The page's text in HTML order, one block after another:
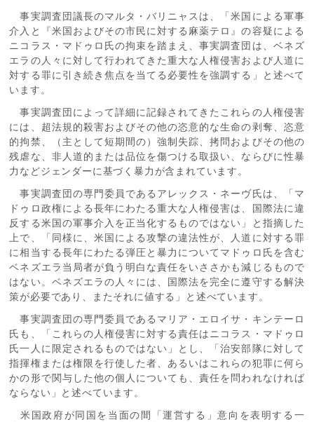
事実調査団議長のマルタ・バリニャスは、「米国による軍事
介入と『米国およびその市民に対する麻薬テロ』の容疑による
ニコラス・マドゥロ氏の拘束を踏まえ、事実調査団は、ベネズ
エラの人々に対して行われてきた重大な人権侵害および人道に
対する罪に引き続き焦点を当てる必要性を強調する」と述べて
います。
事実調査団によって詳細に記録されてきたこれらの人権侵害
には、超法規的殺害およびその他の恣意的な生命の剥奪、恣意
的拘禁、（主として短期間の）強制失踪、拷問およびその他の
残虐な、非人道的または品位を傷つける取扱い、ならびに性暴
力などジェンダーに基づく暴力が含まれています。
事実調査団の専門委員であるアレックス・ネーヴ氏は、「マ
ドゥロ政権による長年にわたる重大な人権侵害は、国際法に違
反する米国の軍事介入を正当化するものではない」と指摘した
上で、「同様に、米国による攻撃の違法性が、人道に対する罪
に相当する長年にわたる弾圧と暴力についてマドゥロ氏を含む
ベネズエラ当局者が負う明白な責任をいささかも減じるもので
はない。ベネズエラの人々には、国際法を完全に遵守する解決
策が必要であり、またそれに値する」と述べています。
事実調査団の専門委員であるマリア・エロイサ・キンテーロ
氏も、「これらの人権侵害に対する責任はニコラス・マドゥロ
氏一人に限定されるものではない」とし、「治安部隊に対して
指揮権または権限を行使した者、あるいはこれらの犯罪に何ら
かの形で関与した他の個人についても、責任を問われなければ
ならない」と述べています。
米国政府が同国を当面の間「運営する」意向を表明する一